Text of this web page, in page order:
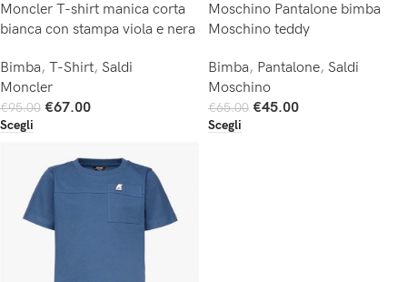
Moncler T-shirt manica corta
bianca con stampa viola e nera
Bimba, T-Shirt, Saldi
Moncler
€95.00 €67.00
Scegli
Moschino Pantalone bimba
Moschino teddy
Bimba, Pantalone, Saldi
Moschino
€65.00 €45.00
Scegli